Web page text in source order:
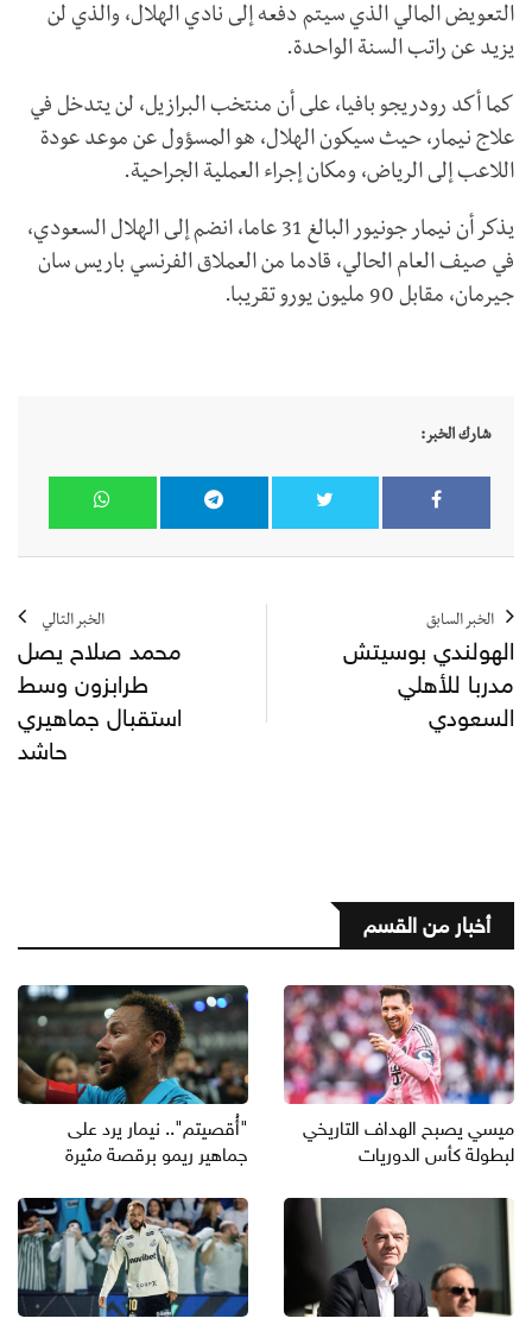
التعويض المالي الذي سيتم دفعه إلى نادي الهلال، والذي لن
يزيد عن راتب السنة الواحدة.
كما أكد رودريجو بافيا، على أن منتخب البرازيل، لن يتدخل في
علاج نيمار، حيث سيكون الهلال، هو المسؤول عن موعد عودة
اللاعب إلى الرياض، ومكان إجراء العملية الجراحية.
يذكر أن نيمار جونيور البالغ 31 عاما، انضم إلى الهلال السعودي،
في صيف العام الحالي، قادما من العملاق الفرنسي باريس سان
جيرمان، مقابل 90 مليون يورو تقريبا.
شارك الخبر:
الخبر السابق
الهولندي بوسيتش
مدربا للأهلي
السعودي
الخبر التالي
محمد صلاح يصل
طرابزون وسط
استقبال جماهيري
حاشد
أخبار من القسم
ميسي يصبح الهداف التاريخي
لبطولة كأس الدوريات
"أُقصيتم".. نيمار يرد على
جماهير ريمو برقصة مثيرة